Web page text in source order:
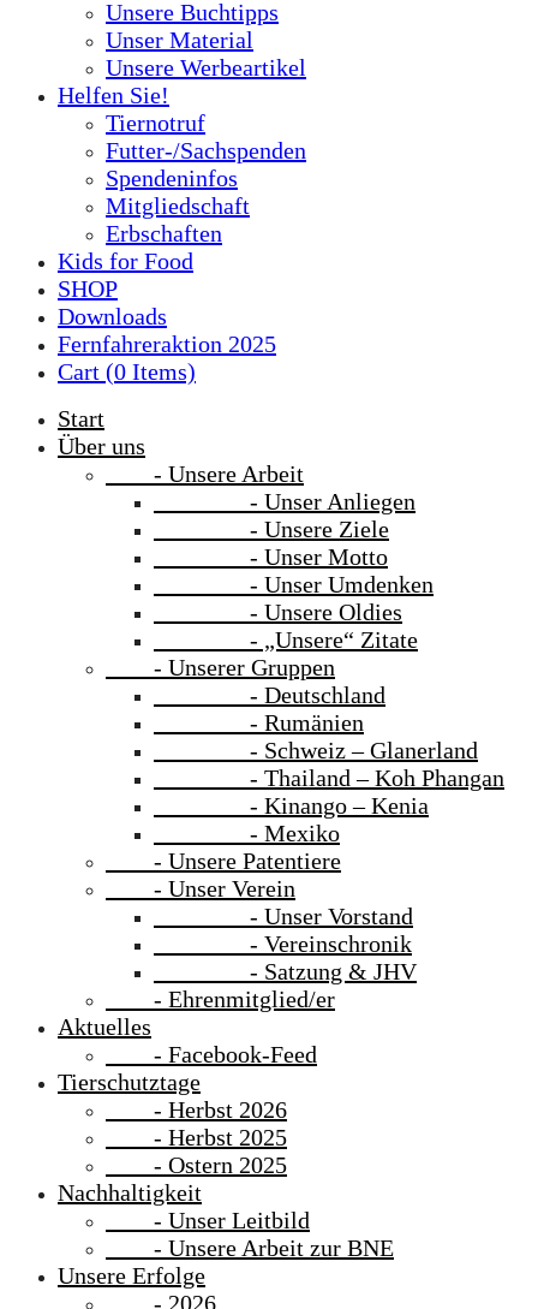
Unsere Buchtipps
Unser Material
Unsere Werbeartikel
Helfen Sie!
Tiernotruf
Futter-/Sachspenden
Spendeninfos
Mitgliedschaft
Erbschaften
Kids for Food
SHOP
Downloads
Fernfahreraktion 2025
Cart (0 Items)
Start
Über uns
- Unsere Arbeit
- Unser Anliegen
- Unsere Ziele
- Unser Motto
- Unser Umdenken
- Unsere Oldies
- „Unsere“ Zitate
- Unserer Gruppen
- Deutschland
- Rumänien
- Schweiz – Glanerland
- Thailand – Koh Phangan
- Kinango – Kenia
- Mexiko
- Unsere Patentiere
- Unser Verein
- Unser Vorstand
- Vereinschronik
- Satzung & JHV
- Ehrenmitglied/er
Aktuelles
- Facebook-Feed
Tierschutztage
- Herbst 2026
- Herbst 2025
- Ostern 2025
Nachhaltigkeit
- Unser Leitbild
- Unsere Arbeit zur BNE
Unsere Erfolge
- 2026